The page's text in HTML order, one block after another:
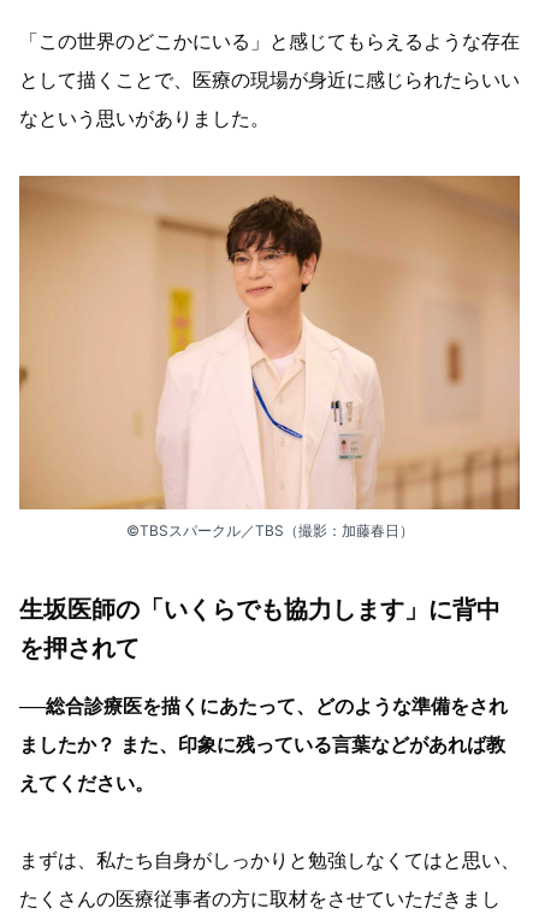
「この世界のどこかにいる」と感じてもらえるような存在
として描くことで、医療の現場が身近に感じられたらいい
なという思いがありました。
©TBSスパークル／TBS（撮影：加藤春日）
生坂医師の「いくらでも協力します」に背中
を押されて
──総合診療医を描くにあたって、どのような準備をされ
ましたか？ また、印象に残っている言葉などがあれば教
えてください。
まずは、私たち自身がしっかりと勉強しなくてはと思い、
たくさんの医療従事者の方に取材をさせていただきまし